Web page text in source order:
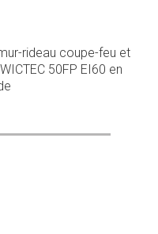
rideau coupe-feu et
50FP EI60 en